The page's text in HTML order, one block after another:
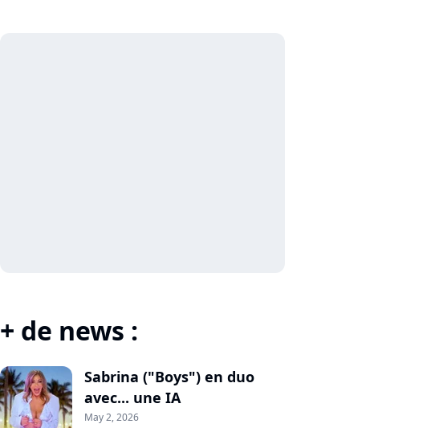
+ de news :
Sabrina ("Boys") en duo
avec... une IA
May 2, 2026